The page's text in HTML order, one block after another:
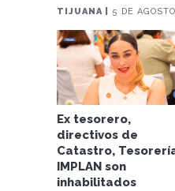
TIJUANA | 5 DE AGOSTO
Ex tesorero,
directivos de
Catastro,
IMPLAN son
inhabilitados